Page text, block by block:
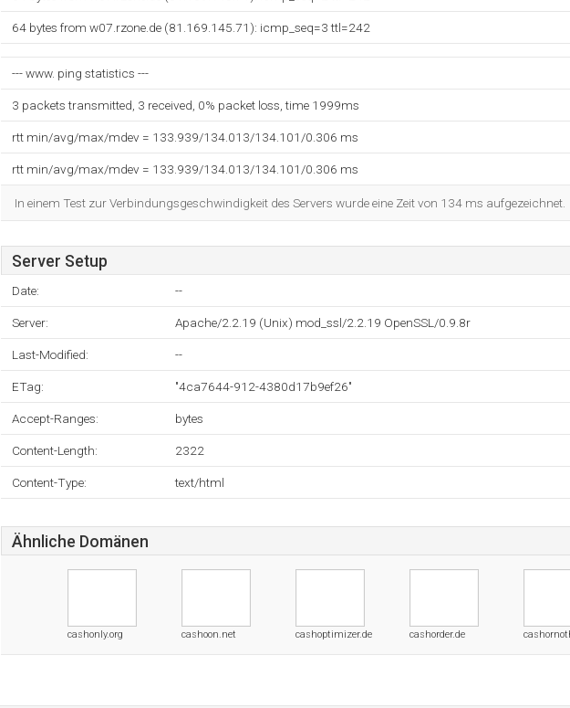
64 bytes from w07.rzone.de (81.169.145.71): icmp_seq=3 ttl=242
--- www. ping statistics ---
3 packets transmitted, 3 received, 0% packet loss, time 1999ms
rtt min/avg/max/mdev = 133.939/134.013/134.101/0.306 ms
rtt min/avg/max/mdev = 133.939/134.013/134.101/0.306 ms
In einem Test zur Verbindungsgeschwindigkeit des Servers wurde eine Zeit von 134 ms aufgezeichnet.
Server Setup
Date: --
Server: Apache/2.2.19 (Unix) mod_ssl/2.2.19 OpenSSL/0.9.8r
Last-Modified: --
ETag: "4ca7644-912-4380d17b9ef26"
Accept-Ranges: bytes
Content-Length: 2322
Content-Type: text/html
Ähnliche Domänen
cashonly.org cashoon.net cashoptimizer.de cashorder.de